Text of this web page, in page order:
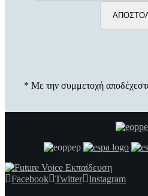
* Με την συμμετοχή
Facebook Twitter Instagram